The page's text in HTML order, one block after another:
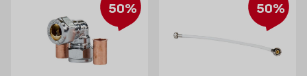
50% 50%